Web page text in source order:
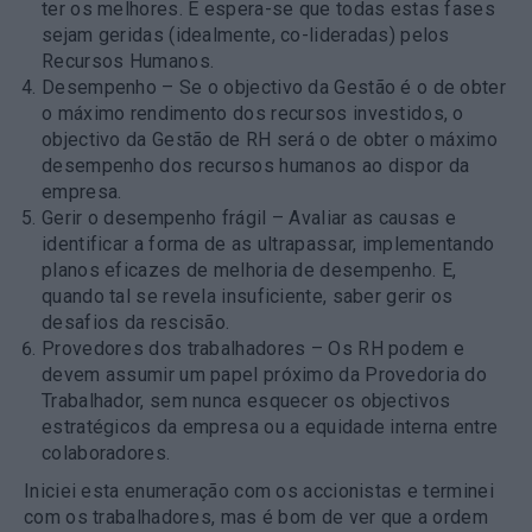
ter os melhores. E espera-se que todas estas fases
sejam geridas (idealmente, co-lideradas) pelos
Recursos Humanos.
Desempenho – Se o objectivo da Gestão é o de obter
o máximo rendimento dos recursos investidos, o
objectivo da Gestão de RH será o de obter o máximo
desempenho dos recursos humanos ao dispor da
empresa.
Gerir o desempenho frágil – Avaliar as causas e
identificar a forma de as ultrapassar, implementando
planos eficazes de melhoria de desempenho. E,
quando tal se revela insuficiente, saber gerir os
desafios da rescisão.
Provedores dos trabalhadores – Os RH podem e
devem assumir um papel próximo da Provedoria do
Trabalhador, sem nunca esquecer os objectivos
estratégicos da empresa ou a equidade interna entre
colaboradores.
Iniciei esta enumeração com os accionistas e terminei
com os trabalhadores, mas é bom de ver que a ordem